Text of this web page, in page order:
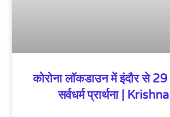
कोरोना लॉकडाउन में इंदौर से
सर्वधर्म प्रार्थना |